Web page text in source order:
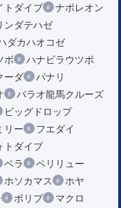
トダイブ
ナポレオン
ンダテハゼ
ダカハオコゼ
ボ
ハナビラウツボ
ーダ
パナリ
パラオ龍馬クルーズ
ビッグドロップ
リー
フエダイ
トダイブ
ベラ
ペリリュー
ホソカマス
ホヤ
ポリプ
マクロ